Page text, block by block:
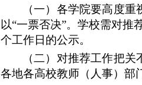
（一） 各学院要高度重
以“一票否决”。学校需对推
个工作日的公示。
（二）对推荐工作把
各地各高校教师（人事）部